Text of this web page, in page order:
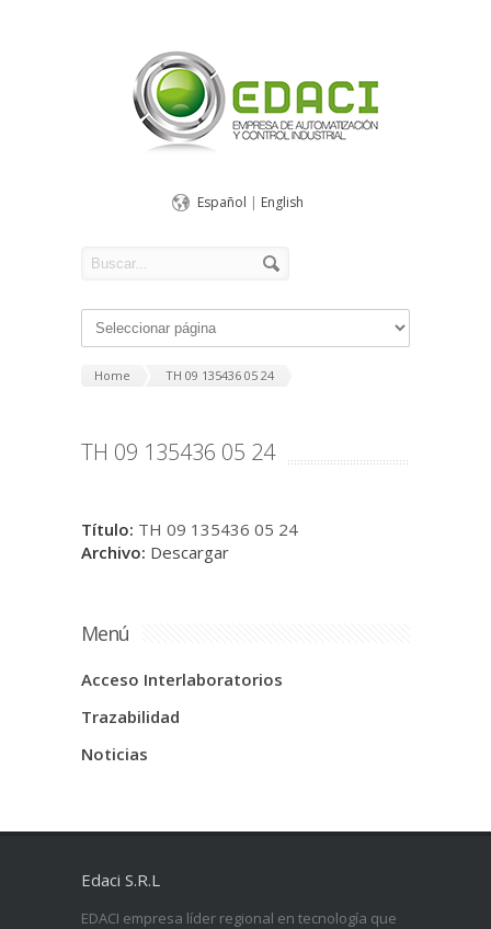
Español | English
Home TH 09 135436 05 24
TH 09 135436 05 24
Título: TH 09 135436 05 24
Archivo: Descargar
Menú
Acceso Interlaboratorios
Trazabilidad
Noticias
Edaci S.R.L
EDACI empresa líder regional en tecnología que